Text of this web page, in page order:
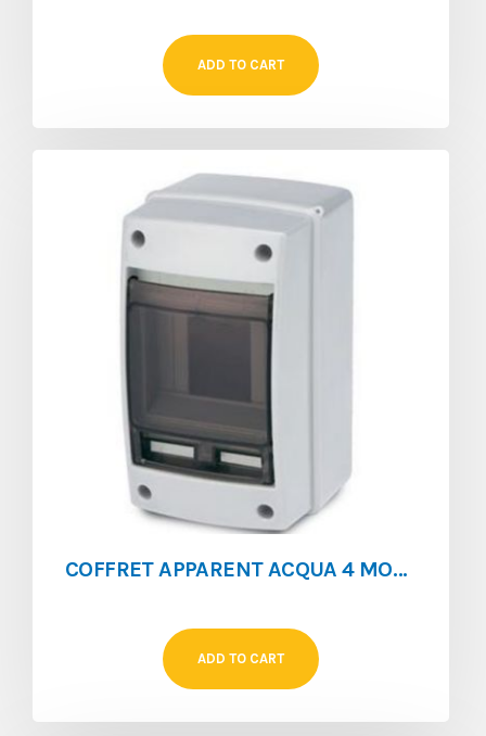
ADD TO CART
COFFRET APPARENT ACQUA 4 MOD IP 65 SANS BARETTE DE TERRE**
ADD TO CART